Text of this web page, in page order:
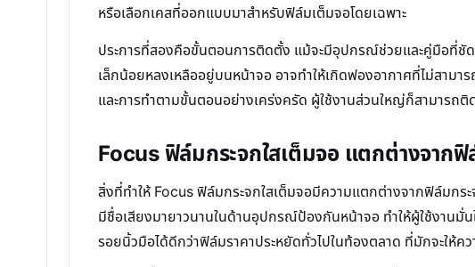
หรือเลือกเคสที่ออกแบบมาสำหรับฟิล์มเต็มจอโดยเฉพาะ
ประการที่สองคือขั้นตอนการติดตั้ง แม้จะมีอุปกรณ์ช่วยและคู่มือที่ชั
เล็กน้อยหลงเหลืออยู่บนหน้าจอ อาจทำให้เกิดฟองอากาศที่ไม่สาม
และการทำตามขั้นตอนอย่างเคร่งครัด ผู้ใช้งานส่วนใหญ่ก็สามารถติ
Focus ฟิล์มกระจกใสเต็มจอ แตกต่างจากฟิ
สิ่งที่ทำให้ Focus ฟิล์มกระจกใสเต็มจอมีความแตกต่างจากฟิล์มก
มีชื่อเสียงมายาวนานในด้านอุปกรณ์ป้องกันหน้าจอ ทำให้ผู้ใช้งานมั่
รอยนิ้วมือได้ดีกว่าฟิล์มราคาประหยัดทั่วไปในท้องตลาด ที่มักจะให้ค